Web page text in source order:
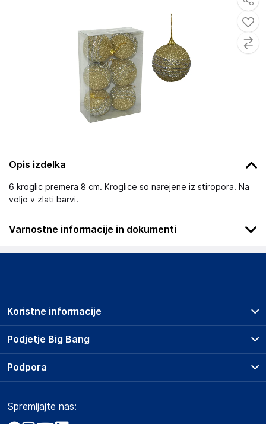
Opis izdelka
6 kroglic premera 8 cm. Kroglice so narejene iz stiropora. Na
voljo v zlati barvi.
Varnostne informacije in dokumenti
Podatki o proizvajalcu
Dohány kft.
Hungary
Gospodarski subjekt s sedežem v EU, ki zagotavlja skladnost
izdelka z zahtevanimi predpisi.
Podjetje Big Bang
O podjetju
Obvestila za javnost
Koristne informacije
Prodajna mesta
Storitve
Dostava, vnos in odvoz
Podpora
Marketplace
Spremljajte nas: